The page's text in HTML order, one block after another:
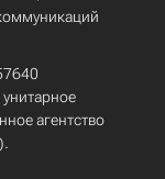
агентство